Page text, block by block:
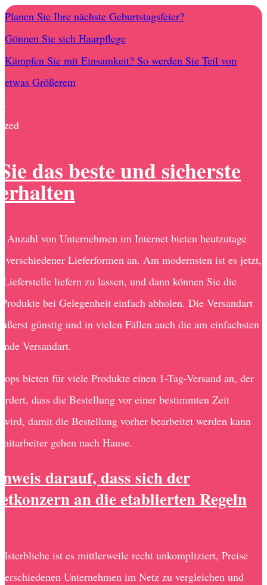
Planen Sie Ihre nächste Geburtstagsfeier?
Gönnen Sie sich Haarpflege
Kämpfen Sie mit Einsamkeit? So werden Sie Teil von
etwas Größerem
das beste und sicherste
Anzahl von Unternehmen im Internet bieten heutzutage
verschiedener Lieferformen an. Am modernsten ist es jetzt,
Lieferstelle liefern zu lassen, und dann können Sie die
bei Gelegenheit einfach abholen. Die Versandart
günstig und in vielen Fällen auch die am einfachsten
Versandart.
bieten für viele Produkte einen 1-Tag-Versand an, der
dass die Bestellung vor einer bestimmten Zeit
wird, damit die Bestellung vorher bearbeitet werden kann
gehen nach Hause.
darauf, dass sich der
an die etablierten Regeln
ist es mittlerweile recht unkompliziert, Preise
Unternehmen im Netz zu vergleichen und